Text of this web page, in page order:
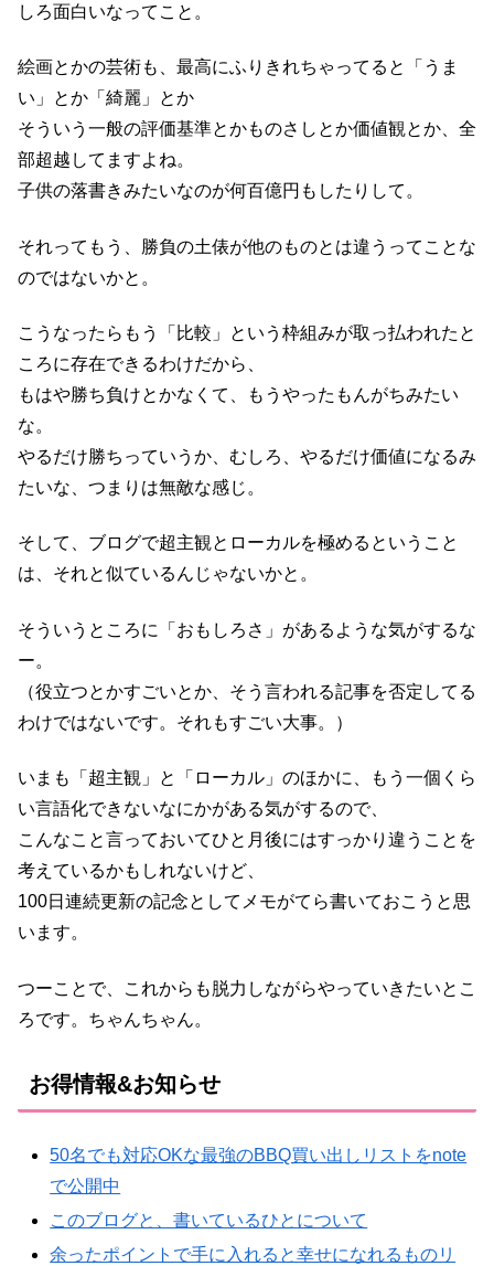
しろ面白いなってこと。
絵画とかの芸術も、最高にふりきれちゃってると「うま
い」とか「綺麗」とか
そういう一般の評価基準とかものさしとか価値観とか、全
部超越してますよね。
子供の落書きみたいなのが何百億円もしたりして。
それってもう、勝負の土俵が他のものとは違うってことな
のではないかと。
こうなったらもう「比較」という枠組みが取っ払われたと
ころに存在できるわけだから、
もはや勝ち負けとかなくて、もうやったもんがちみたい
な。
やるだけ勝ちっていうか、むしろ、やるだけ価値になるみ
たいな、つまりは無敵な感じ。
そして、ブログで超主観とローカルを極めるということ
は、それと似ているんじゃないかと。
そういうところに「おもしろさ」があるような気がするな
ー。
（役立つとかすごいとか、そう言われる記事を否定してる
わけではないです。それもすごい大事。）
いまも「超主観」と「ローカル」のほかに、もう一個くら
い言語化できないなにかがある気がするので、
こんなこと言っておいてひと月後にはすっかり違うことを
考えているかもしれないけど、
100日連続更新の記念としてメモがてら書いておこうと思
います。
つーことで、これからも脱力しながらやっていきたいとこ
ろです。ちゃんちゃん。
お得情報&お知らせ
50名でも対応OKな最強のBBQ買い出しリストをnote
で公開中
このブログと、書いているひとについて
余ったポイントで手に入れると幸せになれるものリ